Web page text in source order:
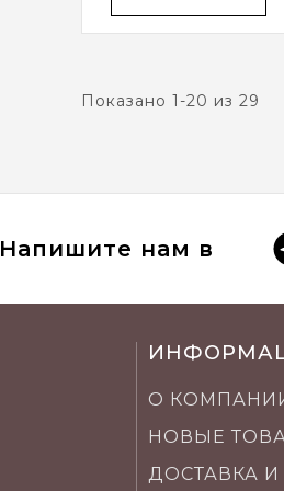
Показано 1-20 из 29
Напишите нам в
О
НОВЫЕ
ДОСТАВКА